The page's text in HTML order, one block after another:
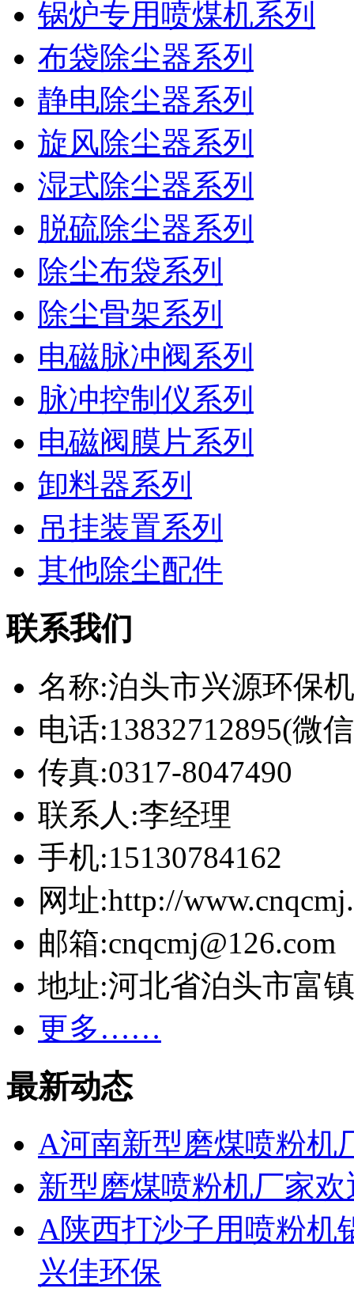
锅炉专用喷煤机系列
布袋除尘器系列
静电除尘器系列
旋风除尘器系列
湿式除尘器系列
脱硫除尘器系列
除尘布袋系列
除尘骨架系列
电磁脉冲阀系列
脉冲控制仪系列
电磁阀膜片系列
卸料器系列
吊挂装置系列
其他除尘配件
联系我们
名称:泊头市兴源环保
电话:13832712895(微
传真:0317-8047490
联系人:李经理
手机:15130784162
网址:http://
邮箱:cnqcmj@126.com
地址:河北省泊头市富
更多……
最新动态
A河南新型磨煤喷粉机
新型磨煤喷粉机厂家
A陕西打沙子用喷粉机
兴佳环保